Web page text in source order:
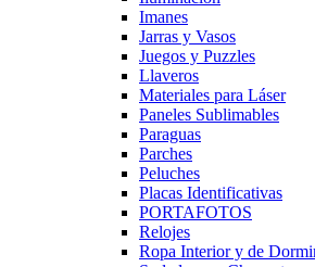
Imanes
Jarras y Vasos
Juegos y Puzzles
Llaveros
Materiales para Láser
Paneles Sublimables
Paraguas
Parches
Peluches
Placas Identificativas
PORTAFOTOS
Relojes
Ropa Interior y de